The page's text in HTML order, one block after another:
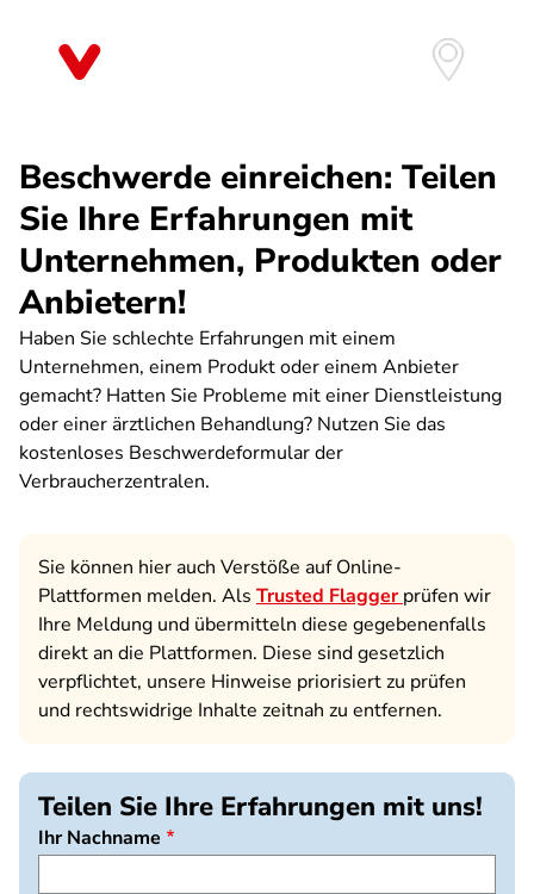
Beschwerde einreichen: Teilen
Sie Ihre Erfahrungen mit
Unternehmen, Produkten oder
Anbietern!
Haben Sie schlechte Erfahrungen mit einem
Unternehmen, einem Produkt oder einem Anbieter
gemacht? Hatten Sie Probleme mit einer Dienstleistung
oder einer ärztlichen Behandlung? Nutzen Sie das
kostenloses Beschwerdeformular der
Verbraucherzentralen.
Sie können hier auch Verstöße auf Online-
Plattformen melden. Als Trusted Flagger prüfen wir
Ihre Meldung und übermitteln diese gegebenenfalls
direkt an die Plattformen. Diese sind gesetzlich
verpflichtet, unsere Hinweise priorisiert zu prüfen
und rechtswidrige Inhalte zeitnah zu entfernen.
Teilen Sie Ihre Erfahrungen mit uns!
Ihr Nachname